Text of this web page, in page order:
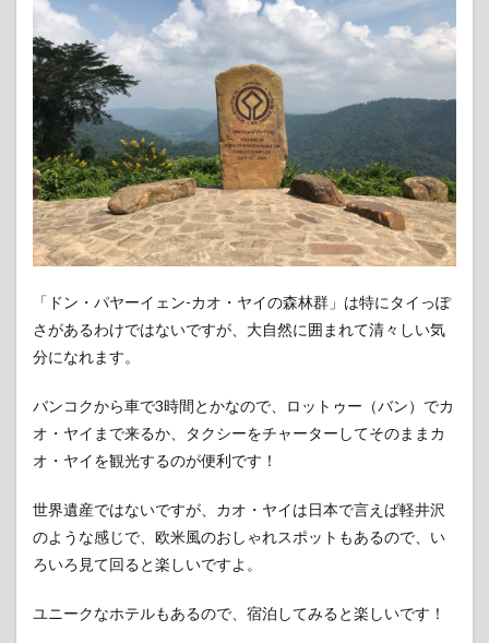
「ドン・パヤーイェン-カオ・ヤイの森林群」は特にタイっぽ
さがあるわけではないですが、大自然に囲まれて清々しい気
分になれます。
バンコクから車で3時間とかなので、ロットゥー（バン）でカ
オ・ヤイまで来るか、タクシーをチャーターしてそのままカ
オ・ヤイを観光するのが便利です！
世界遺産ではないですが、カオ・ヤイは日本で言えば軽井沢
のような感じで、欧米風のおしゃれスポットもあるので、い
ろいろ見て回ると楽しいですよ。
ユニークなホテルもあるので、宿泊してみると楽しいです！